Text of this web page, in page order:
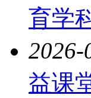
育学
2026-
益课